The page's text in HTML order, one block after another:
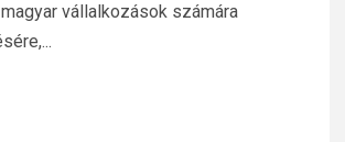
vállalkozások számára